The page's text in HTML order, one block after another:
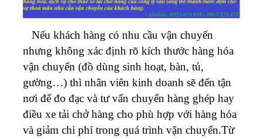
Nếu khách hàng có nhu cầu vận chuyển
nhưng không xác định rõ kích thước hàng hóa
vận chuyển (đồ dùng sinh hoạt, bàn, tủ,
gường…) thì nhân viên kinh doanh sẽ đến tận
nơi để đo đạc và tư vấn chuyển hàng ghép hay
điều xe tải chở hàng cho phù hợp với hàng hóa
và giảm chi phí trong quá trình vận chuyển.Từ